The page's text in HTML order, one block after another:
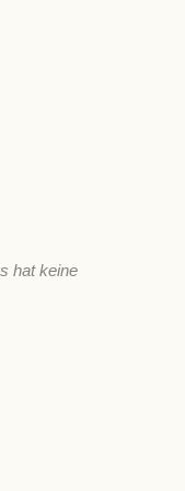
hat keine